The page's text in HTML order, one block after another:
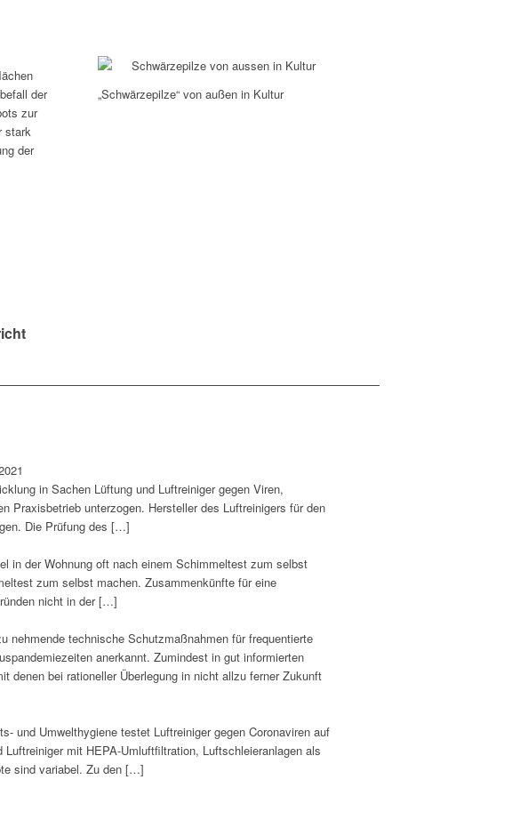
der
zur
stark
der
„Schwärzepilze“ von außen in Kultur
in Sachen Lüftung und Luftreiniger gegen Viren,
Praxisbetrieb unterzogen. Hersteller des Luftreinigers für den
Die Prüfung des […]
in der Wohnung oft nach einem Schimmeltest zum selbst
zum selbst machen. Zusammenkünfte für eine
nicht in der […]
nehmende technische Schutzmaßnahmen für frequentierte
anerkannt. Zumindest in gut informierten
denen bei rationeller Überlegung in nicht allzu ferner Zukunft
und Umwelthygiene testet Luftreiniger gegen Coronaviren auf
mit HEPA-Umluftfiltration, Luftschleieranlagen als
sind variabel. Zu den […]